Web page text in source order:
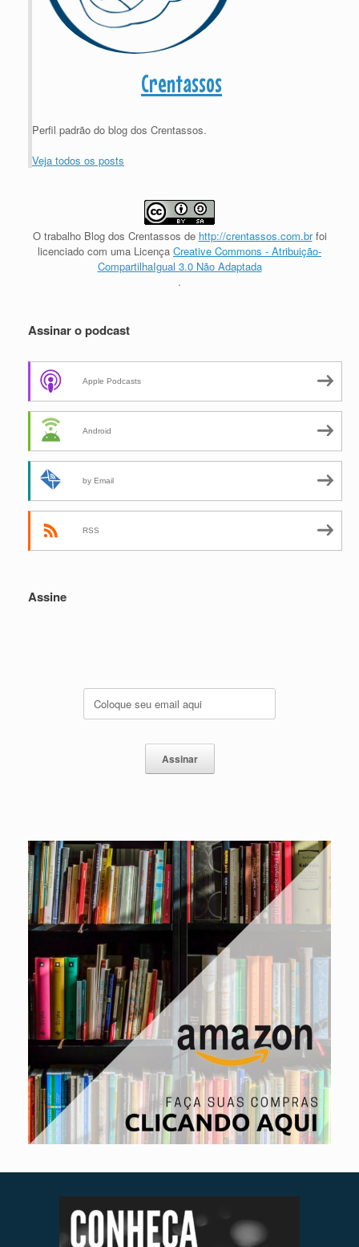
Crentassos
Perfil padrão do blog dos Crentassos.
Veja todos os posts
O trabalho Blog dos Crentassos de http://crentassos.com.brfoi
licenciado com uma Licença Creative Commons - Atribuição-
CompartilhaIgual 3.0 Não Adaptada
.
Assinar o podcast
Apple Podcasts
Android
by Email
RSS
Assine